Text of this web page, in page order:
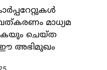
മാധ്യമ
ചെയ്ത
ഈ അഭിമുഖം